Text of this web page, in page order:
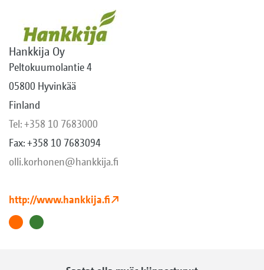
Hankkija Oy
Peltokuumolantie 4
05800 Hyvinkää
Finland
Tel: +358 10 7683000
Fax: +358 10 7683094
olli.korhonen@hankkija.fi
http://www.hankkija.fi